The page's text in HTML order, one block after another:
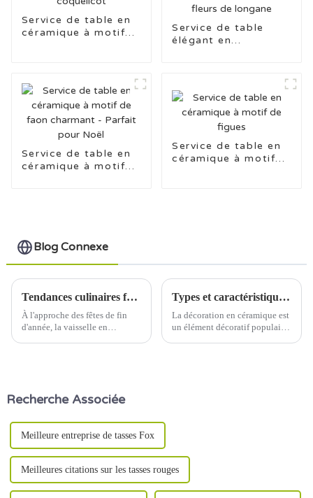
Service de table en
céramique à motif
Service de table
élégant en
Service de table en
céramique à motif
Service de table en
céramique à motif
Blog Connexe
Tendances culinaires festives : la vaisselle en céramique brille à Noël
À l'approche des fêtes de fin
d'année, la vaisselle en
polyvalents, la vaisselle en
prisée.
Types et caractéristiques courants des ornements en céramique
La décoration en céramique est
un élément décoratif populaire
Recherche Associée
Meilleure entreprise de tasses Fox
Meilleures citations sur les tasses rouges